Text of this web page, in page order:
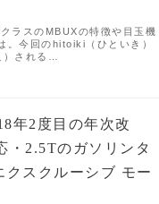
ラスのMBUXの特徴や目玉機
。今回のhitoiki（ひといき）
される…